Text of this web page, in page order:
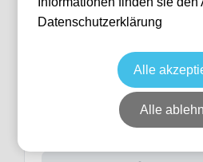
Telenet Tribune
15:00
10 verfügbar
Belgien
Planet Group
Ticket(s) + Hotel
Datenschutzerklärung
Alle
Alle